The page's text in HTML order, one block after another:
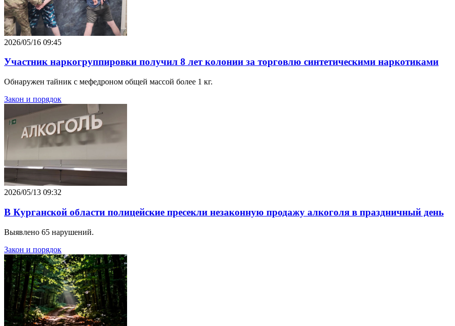
2026/05/16 09:45
Участник наркогруппировки получил 8 лет колонии за торговлю синтетическими наркотиками
Обнаружен тайник с мефедроном общей массой более 1 кг.
Закон и порядок
2026/05/13 09:32
В Курганской области полицейские пресекли незаконную продажу алкоголя в праздничный день
Выявлено 65 нарушений.
Закон и порядок